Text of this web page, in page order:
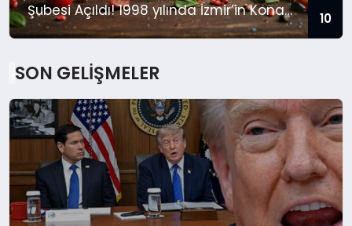
Şubesi Açıldı! 1998 yılında İzmir’in Konak
ilçesi Pasaport semtinde “Her Gün Taze
Türkiye’nin birçok şehrinde hizmet veren
Ankara’nın Ümitköy ve Çayyolu
semtlerinde yeni bir solukla hizmete
giriyor. Bu özel açılış, restoran ve döner
sektöründe uzun yıllara dayanan
deneyimiyle başarılı projelere imza
atmış...
10
SON GELİŞMELER